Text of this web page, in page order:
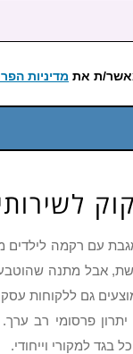
ת את מדיניות
עם רקמה לילדים
אבל מתנה
גם ללקוחות
פרסומי רב
בגד למקורי וייחודי.